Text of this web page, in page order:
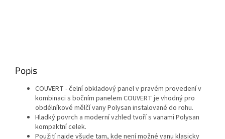
Popis
COUVERT - čelní obkladový panel v pravém provedení v
kombinaci s bočním panelem COUVERT je vhodný pro
obdélníkové mělčí vany Polysan instalované do rohu.
Hladký povrch a moderní vzhled tvoří s vanami Polysan
kompaktní celek.
Použití najde všude tam, kde není možné vanu klasicky